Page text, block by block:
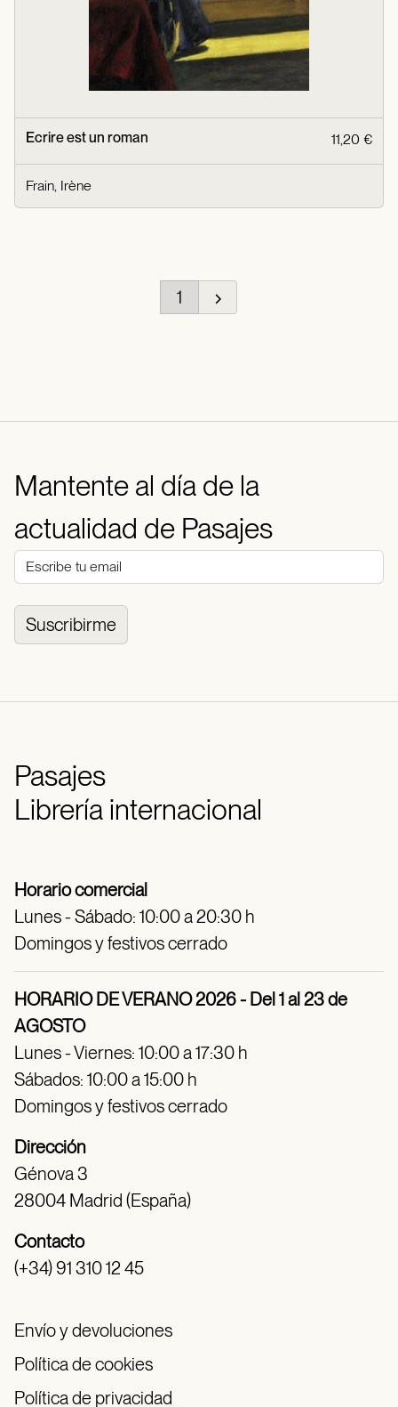
Ecrire est un roman 11,20 €
Frain, Irène
1
Mantente al día de la
actualidad de Pasajes
Suscribirme
Pasajes
Librería internacional
Horario comercial
Lunes - Sábado: 10:00 a 20:30 h
Domingos y festivos cerrado
HORARIO DE VERANO 2026 - Del 1 al 23 de
AGOSTO
Lunes - Viernes: 10:00 a 17:30 h
Sábados: 10:00 a 15:00 h
Domingos y festivos cerrado
Dirección
Génova 3
28004 Madrid (España)
Contacto
(+34) 91 310 12 45
Envío y devoluciones
Política de cookies
Política de privacidad